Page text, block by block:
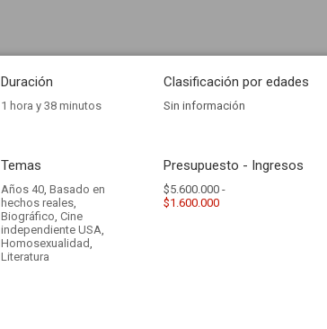
Duración
1 hora y 38 minutos
Clasificación por edades
Sin información
Temas
Años 40, Basado en
hechos reales,
Biográfico, Cine
independiente USA,
Homosexualidad,
Literatura
Presupuesto - Ingresos
$5.600.000 -
$1.600.000